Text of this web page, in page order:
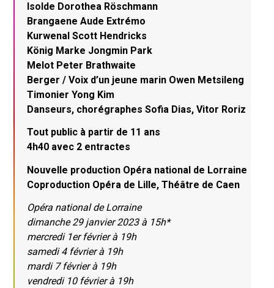
Isolde Dorothea Röschmann
Brangaene Aude Extrémo
Kurwenal Scott Hendricks
König Marke Jongmin Park
Melot Peter Brathwaite
Berger / Voix d’un jeune marin Owen Metsileng
Timonier Yong Kim
Danseurs, chorégraphes Sofia Dias, Vitor Roriz
Tout public à partir de 11 ans
4h40 avec 2 entractes
Nouvelle production Opéra national de Lorraine
Coproduction Opéra de Lille, Théâtre de Caen
Opéra national de Lorraine
dimanche 29 janvier 2023 à 15h*
mercredi 1er février à 19h
samedi 4 février à 19h
mardi 7 février à 19h
vendredi 10 février à 19h